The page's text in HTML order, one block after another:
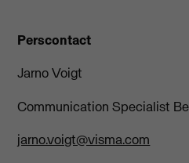
Perscontact
Jarno Voigt
Communication Specialist
jarno.voigt@visma.com